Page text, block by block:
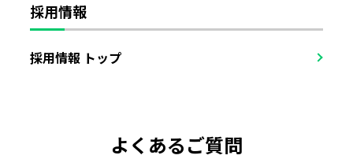
採用情報
採用情報 トップ
よくあるご質問